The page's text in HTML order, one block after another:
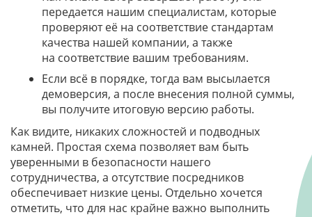
передается нашим специалистам, которые
проверяют её на соответствие стандартам
качества нашей компании, а также
на соответствие вашим требованиям.
Если всё в порядке, тогда вам высылается
демоверсия, а после внесения полной суммы,
вы получите итоговую версию работы.
Как видите, никаких сложностей и подводных
камней. Простая схема позволяет вам быть
уверенными в безопасности нашего
сотрудничества, а отсутствие посредников
обеспечивает низкие цены. Отдельно хочется
отметить, что для нас крайне важно выполнить